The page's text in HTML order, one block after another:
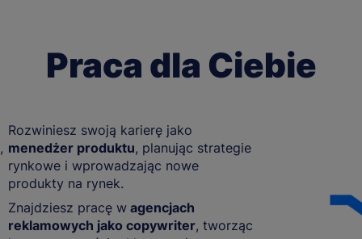
Praca dla Ciebie
,
Rozwiniesz swoją karierę jako
menedżer produktu, planując strategie
rynkowe i wprowadzając nowe
produkty na rynek.
Znajdziesz pracę w agencjach
reklamowych jako copywriter, tworząc